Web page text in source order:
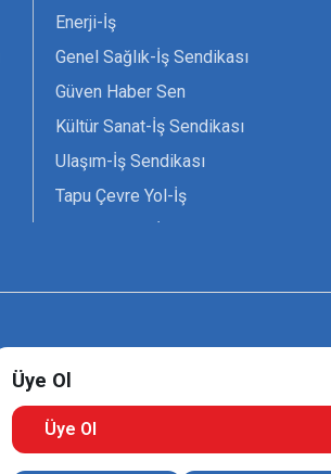
Enerji-İş
Genel Sağlık-İş Sendikası
Güven Haber Sen
Kültür Sanat-İş Sendikası
Ulaşım-İş Sendikası
Tapu Çevre Yol-İş
Üye Ol
Üye Ol